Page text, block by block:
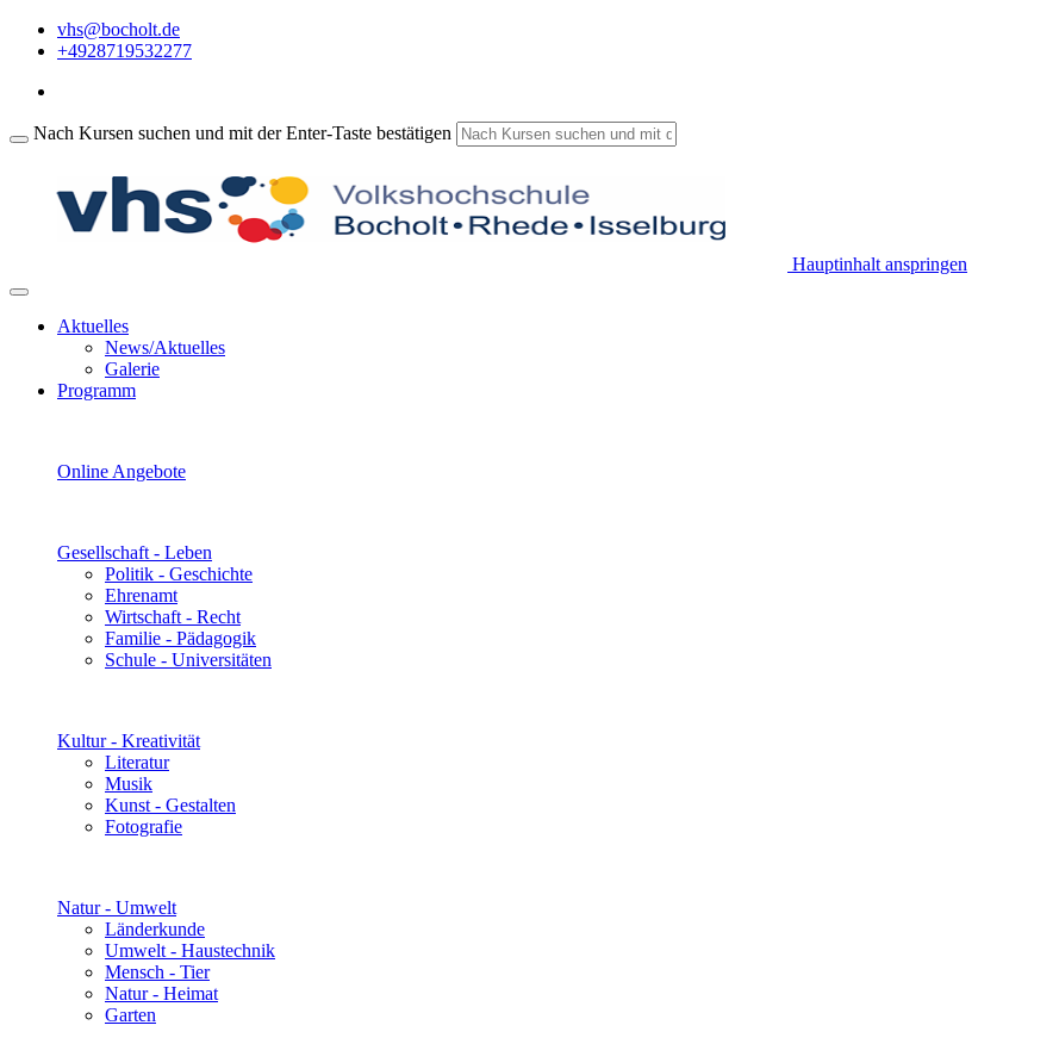
vhs@bocholt.de
+4928719532277
Nach Kursen suchen und mit der Enter-Taste bestätigen
Hauptinhalt anspringen
Aktuelles
News/Aktuelles
Galerie
Programm
Online Angebote
Gesellschaft - Leben
Politik - Geschichte
Ehrenamt
Wirtschaft - Recht
Familie - Pädagogik
Schule - Universitäten
Kultur - Kreativität
Literatur
Musik
Kunst - Gestalten
Fotografie
Natur - Umwelt
Länderkunde
Umwelt - Haustechnik
Mensch - Tier
Natur - Heimat
Garten